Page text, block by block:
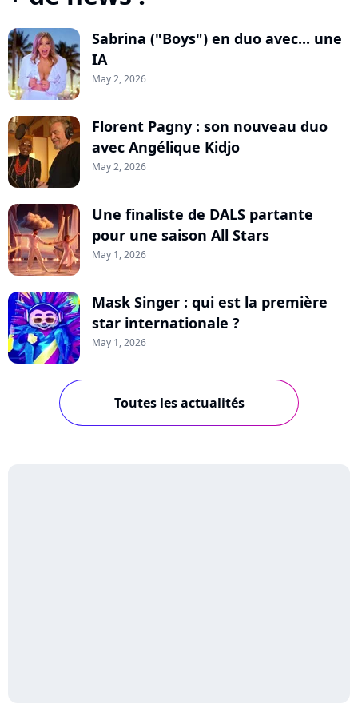
Sabrina ("Boys") en duo avec... une
IA
May 2, 2026
Florent Pagny : son nouveau duo
avec Angélique Kidjo
May 2, 2026
Une finaliste de DALS partante
pour une saison All Stars
May 1, 2026
Mask Singer : qui est la première
star internationale ?
May 1, 2026
Toutes les actualités